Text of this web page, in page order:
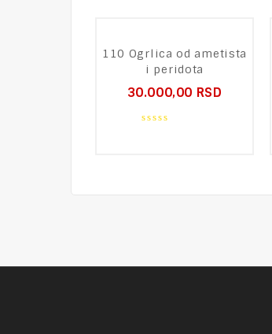
110 Ogrlica od ametista
i peridota
30.000,00 RSD